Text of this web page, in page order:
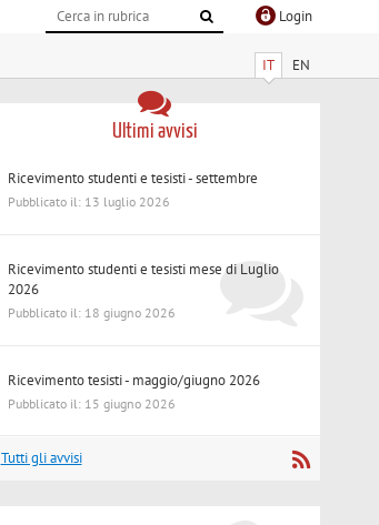
Login
IT EN
Ultimi avvisi
Ricevimento studenti e tesisti - settembre
Pubblicato il: 13 luglio 2026
Ricevimento studenti e tesisti mese di Luglio
2026
Pubblicato il: 18 giugno 2026
Ricevimento tesisti - maggio/giugno 2026
Pubblicato il: 15 giugno 2026
Tutti gli avvisi